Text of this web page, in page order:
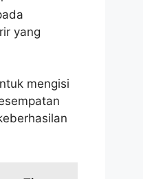
yang
mengisi